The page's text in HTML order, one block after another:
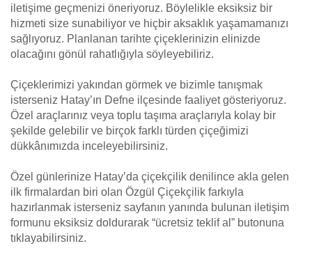
iletişime geçmenizi öneriyoruz. Böylelikle eksiksiz bir
hizmeti size sunabiliyor ve hiçbir aksaklık yaşamamanızı
sağlıyoruz. Planlanan tarihte çiçeklerinizin elinizde
olacağını gönül rahatlığıyla söyleyebiliriz.
Çiçeklerimizi yakından görmek ve bizimle tanışmak
isterseniz Hatay’ın Defne ilçesinde faaliyet gösteriyoruz.
Özel araçlarınız veya toplu taşıma araçlarıyla kolay bir
şekilde gelebilir ve birçok farklı türden çiçeğimizi
dükkânımızda inceleyebilirsiniz.
Özel günlerinize Hatay’da çiçekçilik denilince akla gelen
ilk firmalardan biri olan Özgül Çiçekçilik farkıyla
hazırlanmak isterseniz sayfanın yanında bulunan iletişim
formunu eksiksiz doldurarak “ücretsiz teklif al” butonuna
tıklayabilirsiniz.